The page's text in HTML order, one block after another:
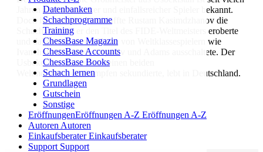
Datenbanken
Schachprogramme
Training
ChessBase Magazin
ChessBase Accounts
ChessBase Books
Schach lernen
Grundlagen
Gutschein
Sonstige
EröffnungenEröffnungen A-Z Eröffnungen A-Z
Autoren Autoren
EinkaufsberaterEinkaufsberater
Support Support
Jahren als bärenstarker und einfallsreicher Spieler bekannt.
Doch im Jahr 2004 verblüffte Rustam Kasimdzhanov die
Schachwelt, als er den Titel des FIDE-Weltmeisters eroberte
und dabei eine ganze Reihe von Weltklassespielern wie
Ivanchuk, Grischuk, Topalov und Adams ausschaltete. Der
Usbeke, der Anand bei seinen beiden
Weltmeisterschaftskämpfen sekundierte, lebt in Deutschland.